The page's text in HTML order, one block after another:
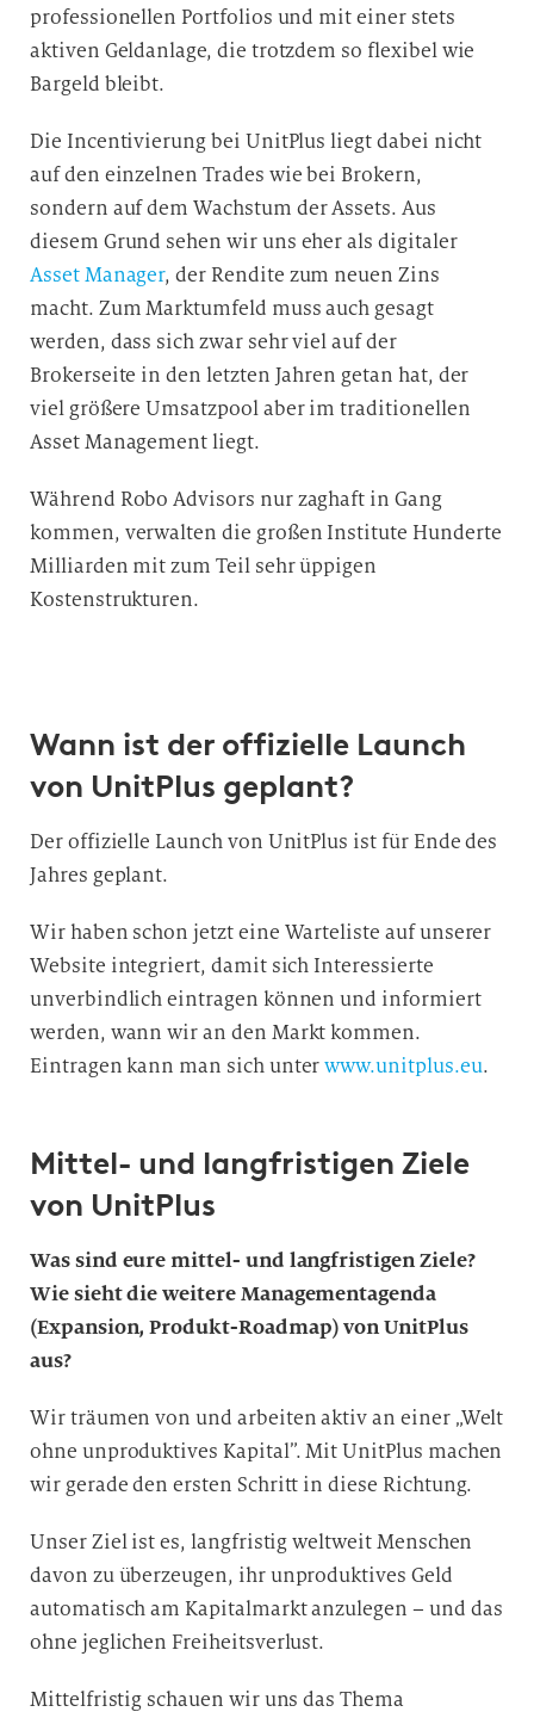
professionellen Portfolios und mit einer stets
aktiven Geldanlage, die trotzdem so flexibel wie
Bargeld bleibt.
Die Incentivierung bei UnitPlus liegt dabei nicht
auf den einzelnen Trades wie bei Brokern,
sondern auf dem Wachstum der Assets. Aus
diesem Grund sehen wir uns eher als digitaler
Asset Manager, der Rendite zum neuen Zins
macht. Zum Marktumfeld muss auch gesagt
werden, dass sich zwar sehr viel auf der
Brokerseite in den letzten Jahren getan hat, der
viel größere Umsatzpool aber im traditionellen
Asset Management liegt.
Während Robo Advisors nur zaghaft in Gang
kommen, verwalten die großen Institute Hunderte
Milliarden mit zum Teil sehr üppigen
Kostenstrukturen.
Wann ist der offizielle Launch
von UnitPlus geplant?
Der offizielle Launch von UnitPlus ist für Ende des
Jahres geplant.
Wir haben schon jetzt eine Warteliste auf unserer
Website integriert, damit sich Interessierte
unverbindlich eintragen können und informiert
werden, wann wir an den Markt kommen.
Eintragen kann man sich unterwww.unitplus.eu.
Mittel- und langfristigen Ziele
von UnitPlus
Was sind eure mittel- und langfristigen Ziele?
Wie sieht die weitere Managementagenda
(Expansion, Produkt-Roadmap) von UnitPlus
aus?
Wir träumen von und arbeiten aktiv an einer „Welt
ohne unproduktives Kapital”. Mit UnitPlus machen
wir gerade den ersten Schritt in diese Richtung.
Unser Ziel ist es, langfristig weltweit Menschen
davon zu überzeugen, ihr unproduktives Geld
automatisch am Kapitalmarkt anzulegen – und das
ohne jeglichen Freiheitsverlust.
Mittelfristig schauen wir uns das Thema